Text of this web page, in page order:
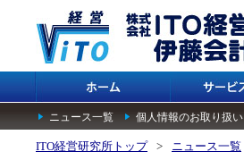
ニュース一覧 個人情報のお取り扱
ITO経営研究所トップ > ニュース一覧